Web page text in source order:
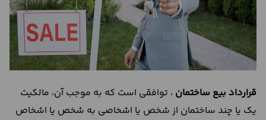
تماس
با
قرارداد بیع ساختمان ، توافقی است که به موجب آن، مالکیت
یک یا چند ساختمان از شخص یا اشخاصی به شخص یا اشخاص